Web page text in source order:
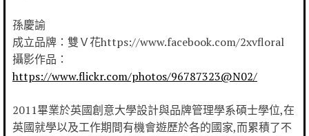
孫慶諭
成立品牌：雙Ｖ花https://www.facebook.com/2xvfloral
攝影作品：
https://www.flickr.com/photos/96787323@N02/
2011畢業於英國創意大學設計與品牌管理學系碩士學位,在
英國就學以及工作期間有機會遊歷於各的國家,而累積了不